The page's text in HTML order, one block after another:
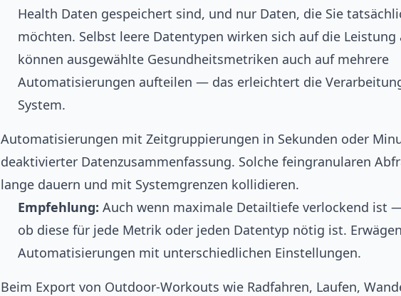
Health Daten gespeichert sind, und nur Daten, die Sie
möchten. Selbst leere Datentypen wirken sich auf die Leistung
können ausgewählte Gesundheitsmetriken auch auf mehrere
Automatisierungen aufteilen — das erleichtert die
System.
Automatisierungen mit Zeitgruppierungen in Sekunden oder
deaktivierter Datenzusammenfassung. Solche feingranularen
lange dauern und mit Systemgrenzen kollidieren.
Empfehlung: Auch wenn maximale Detailtiefe verlockend ist
ob diese für jede Metrik oder jeden Datentyp nötig ist.
Automatisierungen mit unterschiedlichen Einstellungen.
Beim Export von Outdoor-Workouts wie Radfahren, Laufen,